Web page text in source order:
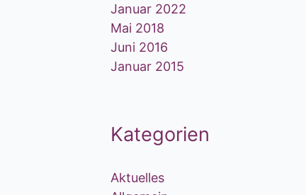
Januar 2022
Mai 2018
Juni 2016
Januar 2015
Kategorien
Aktuelles